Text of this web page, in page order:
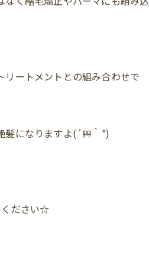
リートメントとの組み合わせで
髪になりますよ(´艸｀*)
ください☆